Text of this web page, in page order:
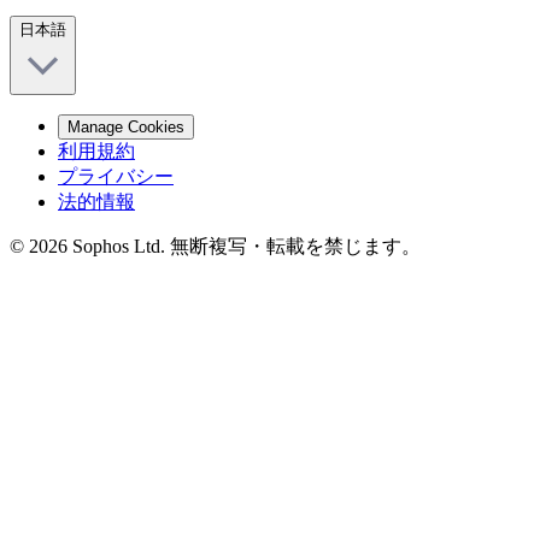
日本語
Manage Cookies
利用規約
プライバシー
法的情報
© 2026 Sophos Ltd. 無断複写・転載を禁じます。